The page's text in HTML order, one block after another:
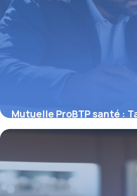
Mutuelle ProBTP santé :
garanties